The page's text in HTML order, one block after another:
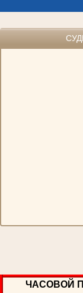
ЧАСОВОЙ